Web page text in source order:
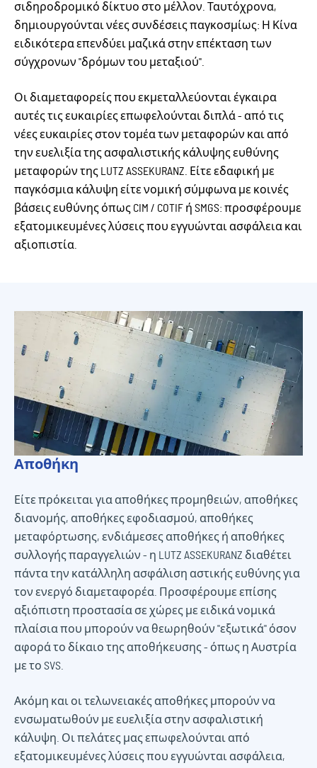
σιδηροδρομικό δίκτυο στο μέλλον. Ταυτόχρονα,
δημιουργούνται νέες συνδέσεις παγκοσμίως: Η Κίνα
ειδικότερα επενδύει μαζικά στην επέκταση των
σύγχρονων "δρόμων του μεταξιού".
Οι διαμεταφορείς που εκμεταλλεύονται έγκαιρα
αυτές τις ευκαιρίες επωφελούνται διπλά - από τις
νέες ευκαιρίες στον τομέα των μεταφορών και από
την ευελιξία της ασφαλιστικής κάλυψης ευθύνης
μεταφορών της LUTZ ASSEKURANZ. Είτε εδαφική με
παγκόσμια κάλυψη είτε νομική σύμφωνα με κοινές
βάσεις ευθύνης όπως CIM / COTIF ή SMGS: προσφέρουμε
εξατομικευμένες λύσεις που εγγυώνται ασφάλεια και
αξιοπιστία.
Αποθήκη
Είτε πρόκειται για αποθήκες προμηθειών, αποθήκες
διανομής, αποθήκες εφοδιασμού, αποθήκες
μεταφόρτωσης, ενδιάμεσες αποθήκες ή αποθήκες
συλλογής παραγγελιών - η LUTZ ASSEKURANZ διαθέτει
πάντα την κατάλληλη ασφάλιση αστικής ευθύνης για
τον ενεργό διαμεταφορέα. Προσφέρουμε επίσης
αξιόπιστη προστασία σε χώρες με ειδικά νομικά
πλαίσια που μπορούν να θεωρηθούν "εξωτικά" όσον
αφορά το δίκαιο της αποθήκευσης - όπως η Αυστρία
με το SVS.
Ακόμη και οι τελωνειακές αποθήκες μπορούν να
ενσωματωθούν με ευελιξία στην ασφαλιστική
κάλυψη. Οι πελάτες μας επωφελούνται από
εξατομικευμένες λύσεις που εγγυώνται ασφάλεια,